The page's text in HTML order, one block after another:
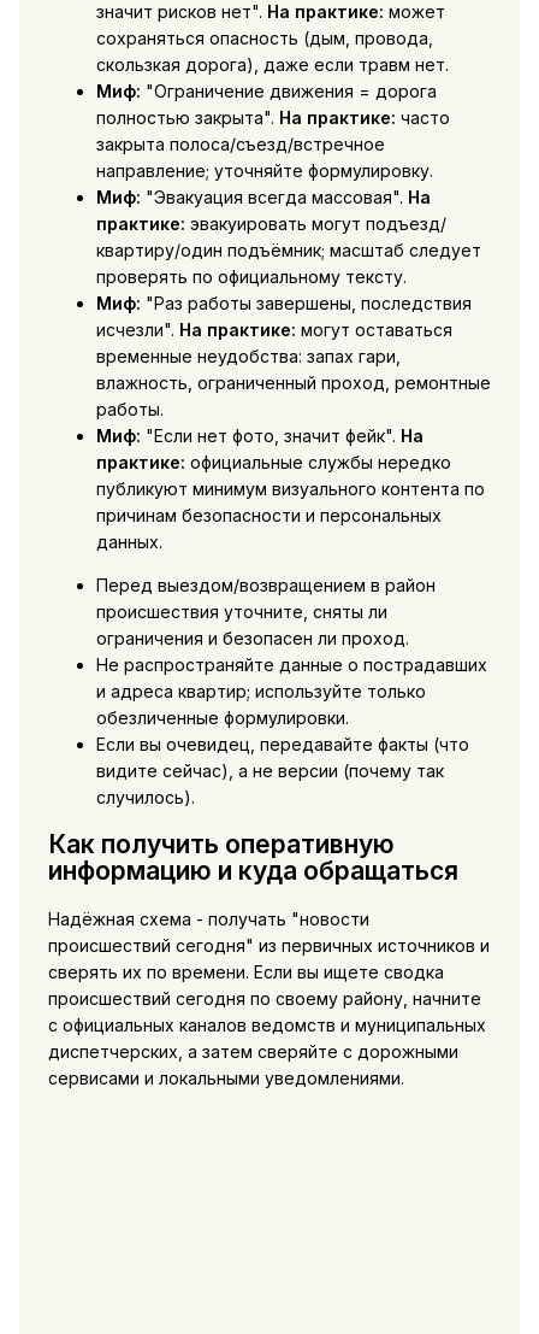
значит рисков нет". На практике: может
сохраняться опасность (дым, провода,
скользкая дорога), даже если травм нет.
Миф: "Ограничение движения = дорога
полностью закрыта". На практике: часто
закрыта полоса/съезд/встречное
направление; уточняйте формулировку.
Миф: "Эвакуация всегда массовая". На
практике: эвакуировать могут подъезд/
квартиру/один подъёмник; масштаб следует
проверять по официальному тексту.
Миф: "Раз работы завершены, последствия
исчезли". На практике: могут оставаться
временные неудобства: запах гари,
влажность, ограниченный проход, ремонтные
работы.
Миф: "Если нет фото, значит фейк". На
практике: официальные службы нередко
публикуют минимум визуального контента по
причинам безопасности и персональных
данных.
Перед выездом/возвращением в район
происшествия уточните, сняты ли
ограничения и безопасен ли проход.
Не распространяйте данные о пострадавших
и адреса квартир; используйте только
обезличенные формулировки.
Если вы очевидец, передавайте факты (что
видите сейчас), а не версии (почему так
случилось).
Как получить оперативную
информацию и куда обращаться
Надёжная схема - получать "новости
происшествий сегодня" из первичных источников и
сверять их по времени. Если вы ищете сводка
происшествий сегодня по своему району, начните
с официальных каналов ведомств и муниципальных
диспетчерских, а затем сверяйте с дорожными
сервисами и локальными уведомлениями.